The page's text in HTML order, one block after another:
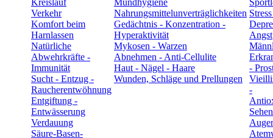
Kreislauf
Verkehr
Komfort beim
Harnlassen
Natürliche
Abwehrkräfte -
Immunität
Sucht - Entzug -
Raucherentwöhnung
Entgiftung -
Entwässerung
Verdauung
Säure-Basen-
Mundhygiene
Nahrungsmittelunverträglichkeiten
Gedächtnis - Konzentration -
Hyperaktivität
Mykosen - Warzen
Abnehmen - Anti-Cellulite
Haut - Nägel - Haare
Wunden, Schläge und Prellungen
Angst
-
-